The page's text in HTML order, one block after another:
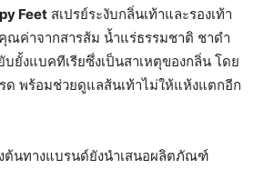
Feet สเปรย์ระงับกลิ่นเท้าและรองเท้า
ณค่าจากสารส้ม น้ำแร่ธรรมชาติ ชาดำ
ยั้งแบคทีเรียซึ่งเป็นสาเหตุของกลิ่น โดย
ด พร้อมช่วยดูแลส้นเท้าไม่ให้แห้งแตกอีก
นทางแบรนด์ยังนำเสนอผลิตภัณฑ์